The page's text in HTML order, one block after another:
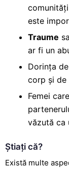
este
Traume
ar fi un
Dorința
corp și de
Femei
văzută ca
Știați că?
Există multe